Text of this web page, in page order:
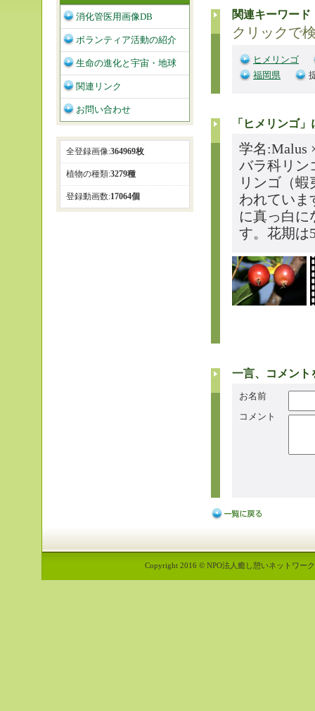
関連キーワード
クリックで
ヒメリンゴ
福岡県
「ヒメリンゴ
学名:Malus
バラ科リン
リンゴ（
われていま
に真っ白に
す。花期は
一言、コメント
お名前
コメント
消化管医用画像DB
ボランティア活動の紹介
生命の進化と宇宙・地球
関連リンク
お問い合わせ
全登録画像:364969枚
植物の種類:3279種
登録動画数:17064個
Copyright 2016 © NPO法人癒し憩いネットワー